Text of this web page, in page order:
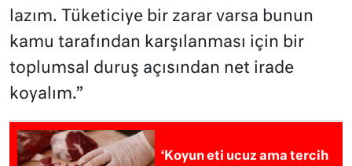
lazım. Tüketiciye bir zarar varsa bunun
kamu tarafından karşılanması için bir
toplumsal duruş açısından net irade
koyalım.”
‘Koyun eti ucuz ama tercih